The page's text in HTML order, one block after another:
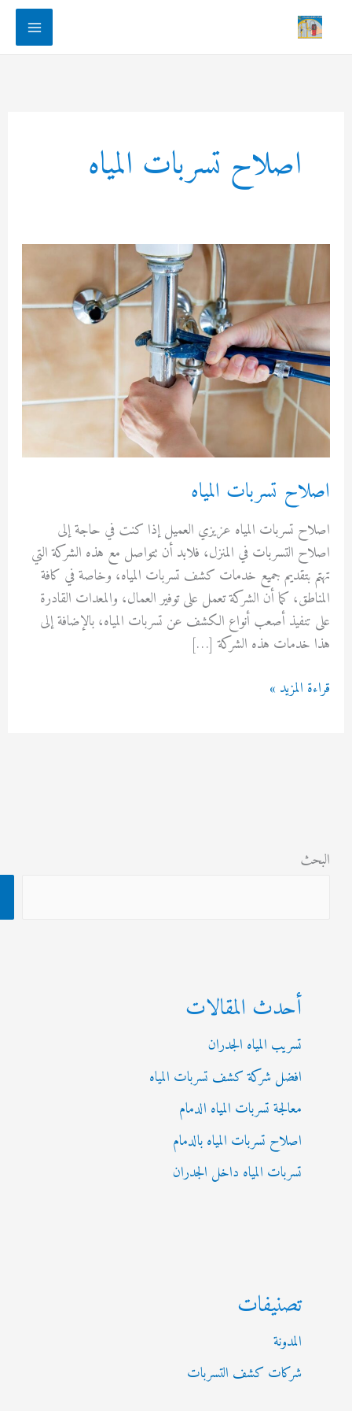
Main
اصلاح تسربات المياه
تسربات المياه
تسربات المياه عزيزي العميل إذا كنت في حاجة إلى
التسربات في المنزل، فلابد أن تتواصل مع هذه الشركة التي
جميع خدمات كشف تسربات المياه، وخاصة في كافة
كما أن الشركة تعمل على توفير العمال، والمعدات القادرة
أصعب أنواع الكشف عن تسربات المياه، بالإضافة إلى
هذه الشركة […]
»
أحدث المقالات
تسريب المياه الجدران
افضل شركة كشف تسربات المياه
معالجة تسربات المياه الدمام
اصلاح تسربات المياه بالدمام
تسربات المياه داخل الجدران
تصنيفات
شركات كشف التسربات